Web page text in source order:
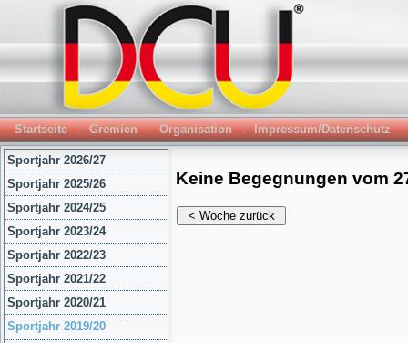
Startseite Gremien Organisation Impressum/Datenschutz
Sportjahr 2026/27
Sportjahr 2025/26
Sportjahr 2024/25
Sportjahr 2023/24
Sportjahr 2022/23
Sportjahr 2021/22
Sportjahr 2020/21
Sportjahr 2019/20